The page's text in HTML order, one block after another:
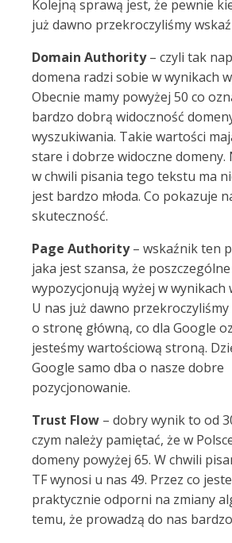
Kolejną sprawą jest, że pewnie
już dawno przekroczyliśmy
Domain Authority– czyli tak
domena radzi sobie w wynikach
Obecnie mamy powyżej 50 co
bardzo dobrą widoczność
wyszukiwania. Takie wartości
stare i dobrze widoczne domeny.
w chwili pisania tego tekstu ma
jest bardzo młoda. Co pokazuje
skuteczność.
Page Authority– wskaźnik ten
jaka jest szansa, że
wypozycjonują wyżej w wynikach
U nas już dawno przekroczyliśmy
o stronę główną, co dla Google
jesteśmy wartościową stroną.
Google samo dba o nasze dobre
pozycjonowanie.
Trust Flow – dobry wynik to od
czym należy pamiętać, że w
domeny powyżej 65. W chwili
TF wynosi u nas 49. Przez co
praktycznie odporni na zmiany
temu, że prowadzą do nas